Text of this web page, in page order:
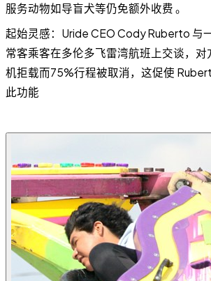
服务动物如导盲犬等仍免额外收费 。
起始灵感：Uride CEO Cody Ruberto 与
常客乘客在多伦多飞雷湾航班上交谈，对
机拒载而75%行程被取消，这促使
此功能